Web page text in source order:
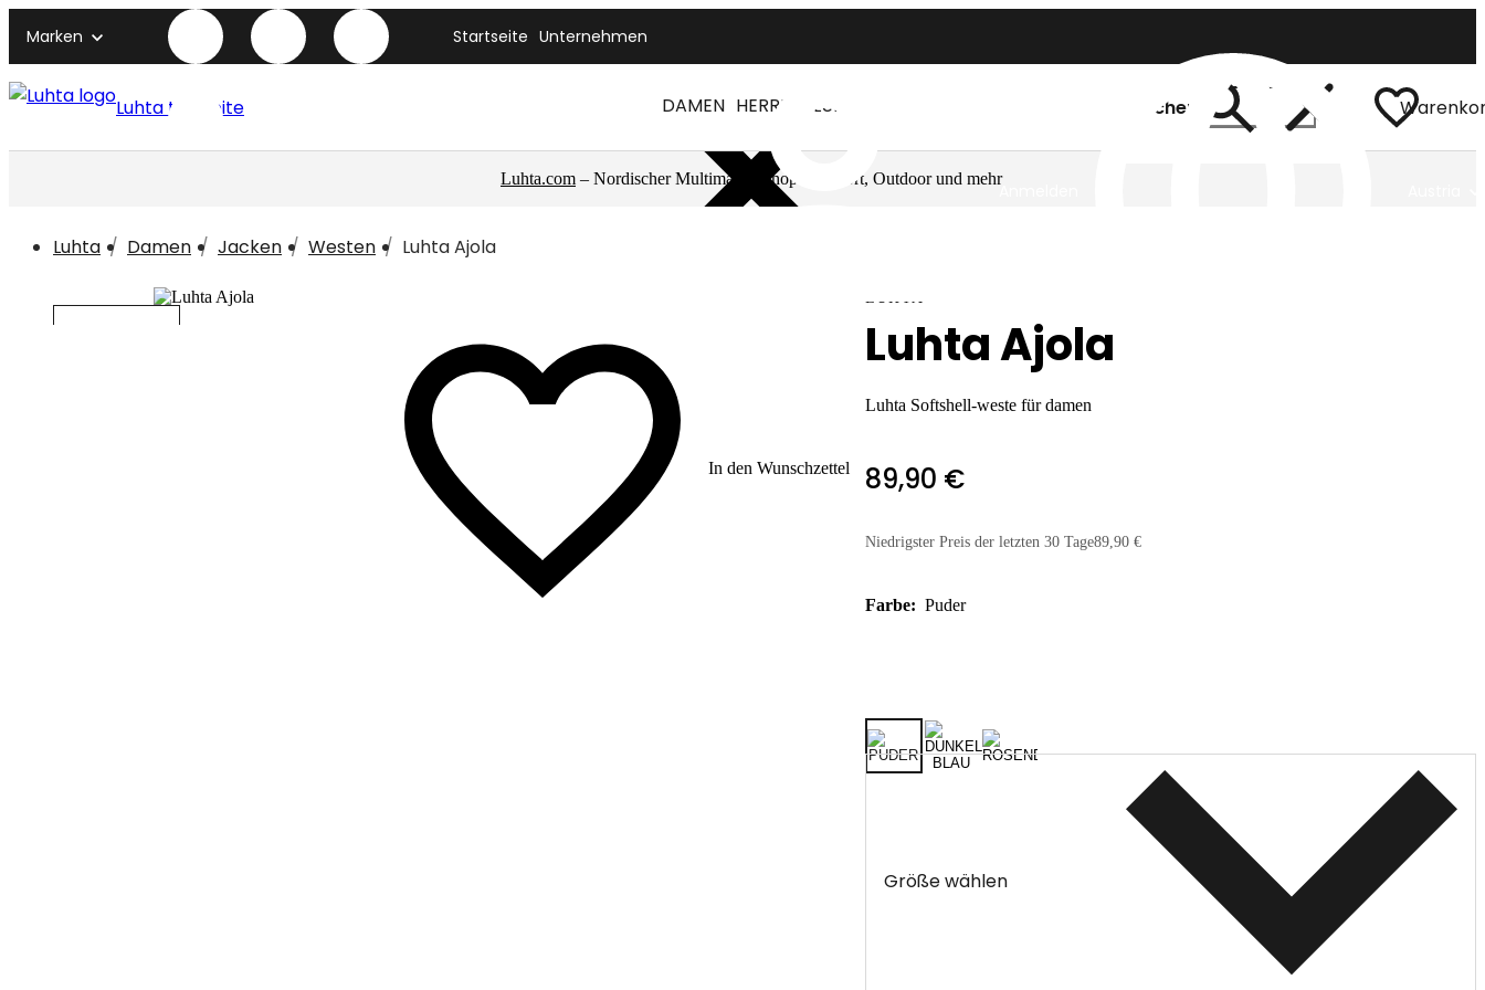
Marken Startseite Unternehmen
Anmelden
Luhta titelseite DAMEN HERREN LUHTA Suchen
Luhta.com – Nordischer Multimarkenshop für Sport, Outdoor und mehr
Luhta Damen Jacken Westen Luhta Ajola
In den Wunschzettel
LUHTA
Luhta Ajola
Luhta Softshell-weste für damen
89,90 €
Niedrigster Preis der letzten 30 Tage89,90 €
Farbe: Puder
Größe wählen